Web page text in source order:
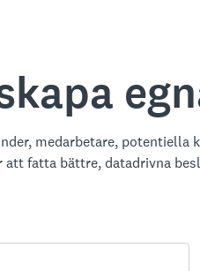
medarbetare, potentiella
att fatta bättre, datadrivna